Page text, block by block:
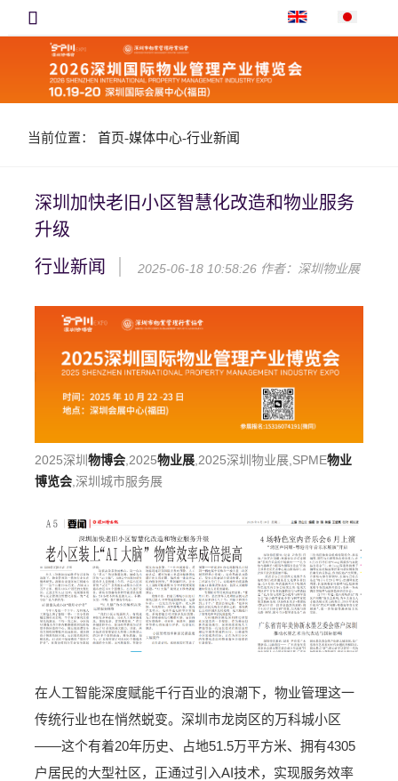

当前位置：首页-媒体中心-行业新闻
深圳加快老旧小区智慧化改造和物业服务
升级
行业新闻
2025-06-18 10:58:26 作者：深圳物业展
2025深圳物博会,2025物业展,2025深圳物业展,SPME物业
博览会,深圳城市服务展
在人工智能深度赋能千行百业的浪潮下，物业管理这一
传统行业也在悄然蜕变。深圳市龙岗区的万科城小区
——这个有着20年历史、占地51.5万平方米、拥有4305
户居民的大型社区，正通过引入AI技术，实现服务效率